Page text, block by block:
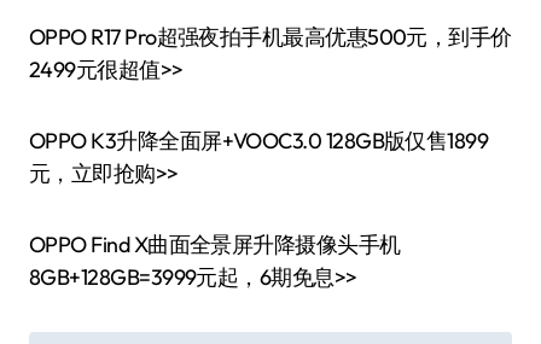
OPPO R17 Pro超强夜拍手机最高优惠500元，到手价
2499元很超值>>
OPPO K3升降全面屏+VOOC3.0 128GB版仅售1899
元，立即抢购>>
OPPO Find X曲面全景屏升降摄像头手机
8GB+128GB=3999元起，6期免息>>